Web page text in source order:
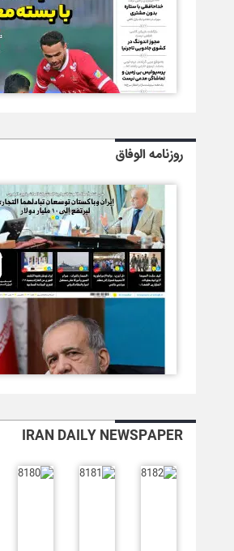
روزنامه الوفاق
IRAN DAILY NEWSPAPER